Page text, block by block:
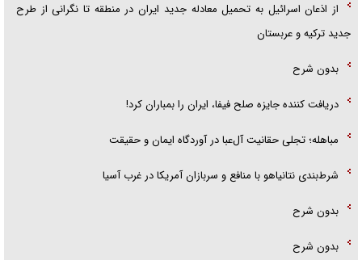
از اذعان اسرائیل به تحمیل معادله جدید ایران در منطقه تا نگرانی از طرح
جدید ترکیه و عربستان
بدون شرح
دریافت کننده جایزه صلح فیفا، ایران را بمباران کرد!
مباهله؛ تجلی حقانیت آل‌عبا در آوردگاه ایمان و حقیقت
شرط‌بندی نتانیاهو با منافع و سربازان آمریکا در غرب آسیا
بدون شرح
بدون شرح